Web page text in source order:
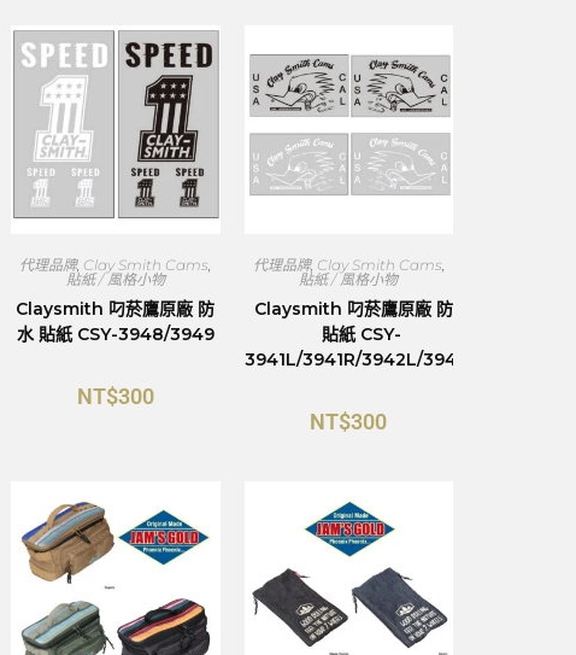
代理品牌, Clay Smith Cams
貼紙 / 風格小物
Claysmith 叼菸鷹原廠 防
水 貼紙 CSY-3948/3949
NT$300
代理品牌, Clay Smith Cams
貼紙 / 風格小物
Claysmith 叼菸鷹原廠 防水
貼紙 CSY-
3941L/3941R/3942L/3942R
NT$300